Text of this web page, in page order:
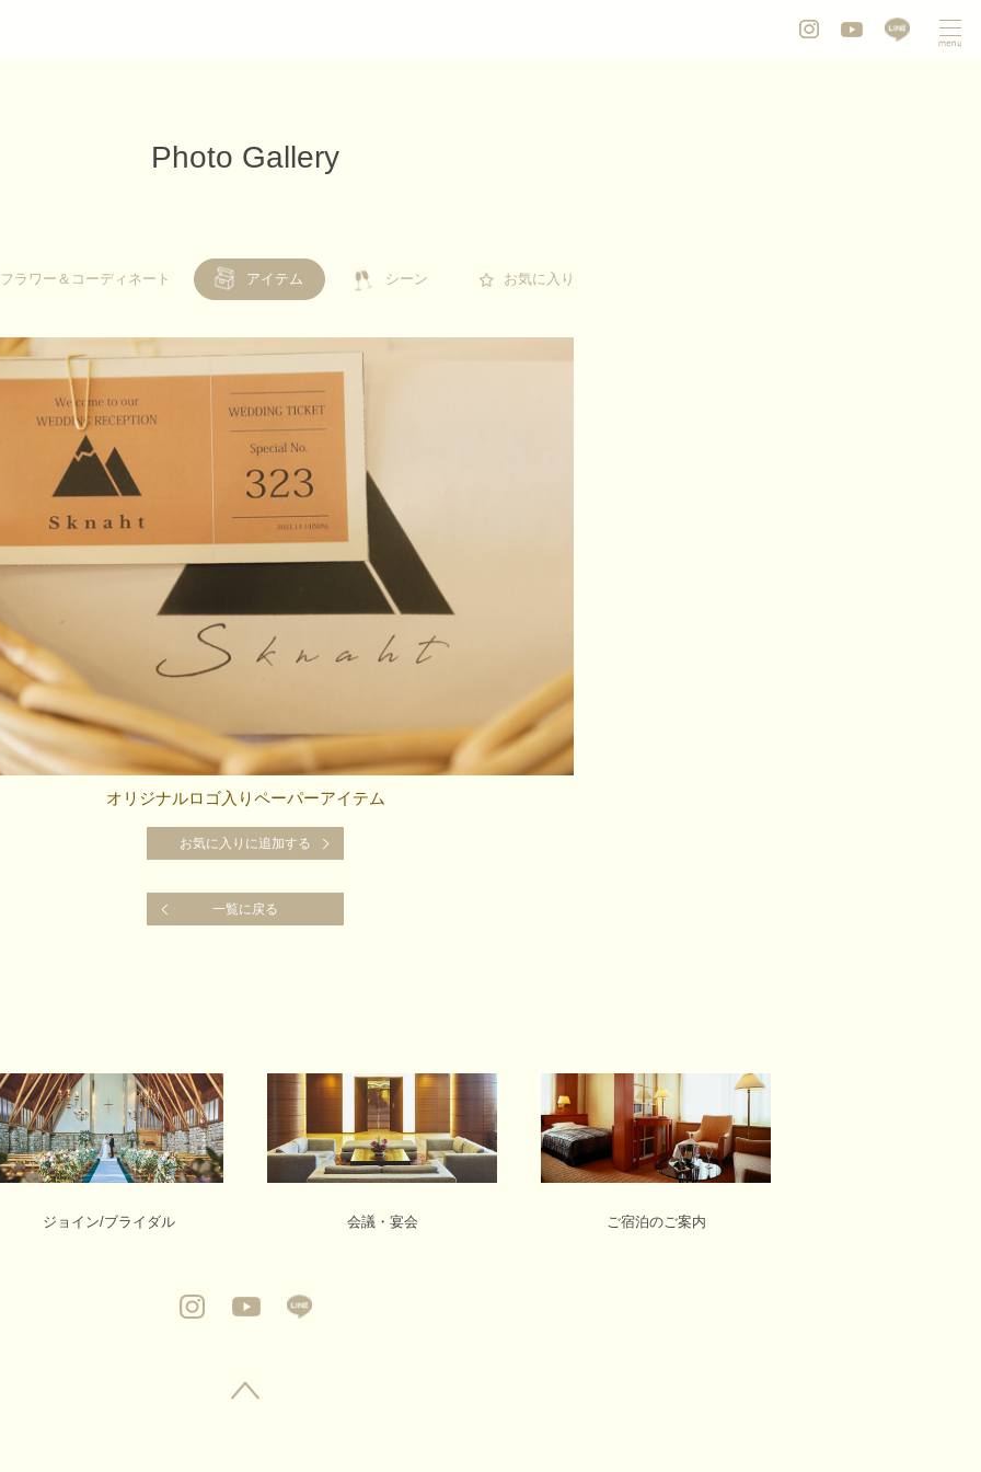
Photo Gallery
フラワー＆コーディネート
フラワー＆コーディネート アイテム シーン
シーン お気に入り
お気に入り
オリジナルロゴ入りペーパーアイテム
お気に入りに追加する
お気に入りに追加する
一覧に戻る
一覧に戻る
ジョイン/ブライダル 会議・宴会 ご宿泊のご案内